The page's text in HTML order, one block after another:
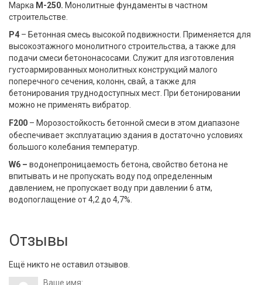
Марка М-250. Монолитные фундаменты в частном
строительстве.
P4 – Бетонная смесь высокой подвижности. Применяется для
высокоэтажного монолитного строительства, а также для
подачи смеси бетононасосами. Служит для изготовления
густоармированных монолитных конструкций малого
поперечного сечения, колонн, свай, а также для
бетонирования труднодоступных мест. При бетонировании
можно не применять вибратор.
F200 – Морозостойкость бетонной смеси в этом диапазоне
обеспечивает эксплуатацию здания в достаточно условиях
большого колебания температур.
W6 – водонепроницаемость бетона, свойство бетона не
впитывать и не пропускать воду под определенным
давлением, не пропускает воду при давлении 6 атм,
водопоглащение от 4,2 до 4,7%.
Отзывы
Ещё никто не оставил отзывов.
Ваше имя: